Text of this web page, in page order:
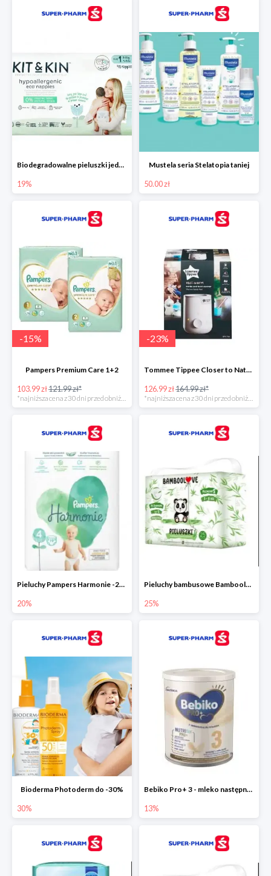
Biodegradowalne pieluszki jednorazowe -19%
19%
Mustela seria Stelatopia taniej
50.00 zł
-15%
Pampers Premium Care 1+2
103.99 zł121.99 zł*
*najniższa cena z 30 dni przed obniżką
-23%
Tommee Tippee Closer to Nature - elektryczny podgrzewacz butelek i pokarmu
126.99 zł164.99 zł*
*najniższa cena z 30 dni przed obniżką
Pieluchy Pampers Harmonie -20%
20%
Pieluchy bambusowe Bamboolove S -25%
25%
Bioderma Photoderm do -30%
30%
Bebiko Pro+ 3 - mleko następne dla dzieci -13%
13%